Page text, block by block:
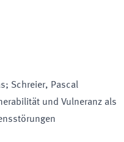
Schreier, Pascal
und Vulneranz als